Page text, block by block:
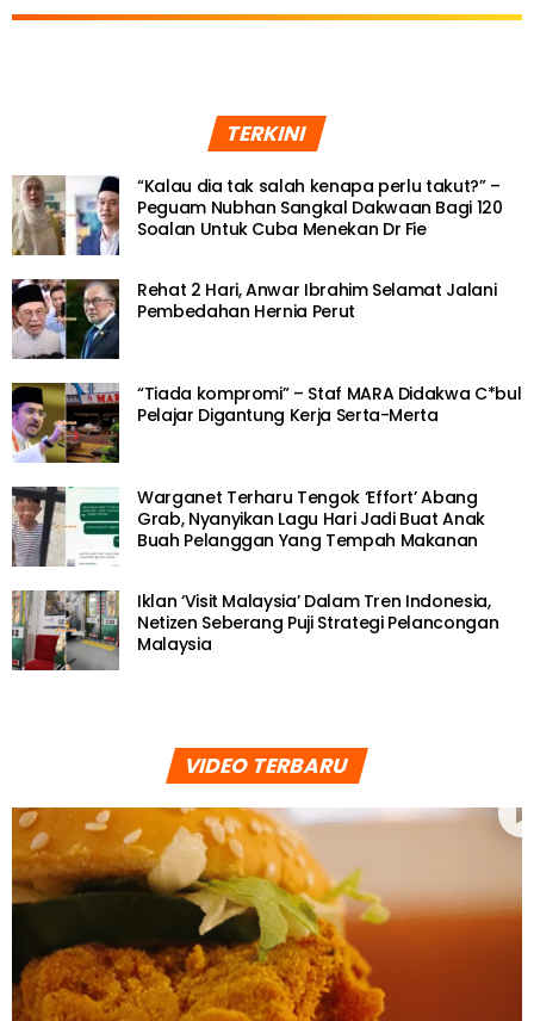
TERKINI
“Kalau dia tak salah kenapa perlu takut?” –
Peguam Nubhan Sangkal Dakwaan Bagi 120
Soalan Untuk Cuba Menekan Dr Fie
Rehat 2 Hari, Anwar Ibrahim Selamat Jalani
Pembedahan Hernia Perut
“Tiada kompromi” – Staf MARA Didakwa C*bul
Pelajar Digantung Kerja Serta-Merta
Warganet Terharu Tengok ‘Effort’ Abang
Grab, Nyanyikan Lagu Hari Jadi Buat Anak
Buah Pelanggan Yang Tempah Makanan
Iklan ‘Visit Malaysia’ Dalam Tren Indonesia,
Netizen Seberang Puji Strategi Pelancongan
Malaysia
VIDEO TERBARU